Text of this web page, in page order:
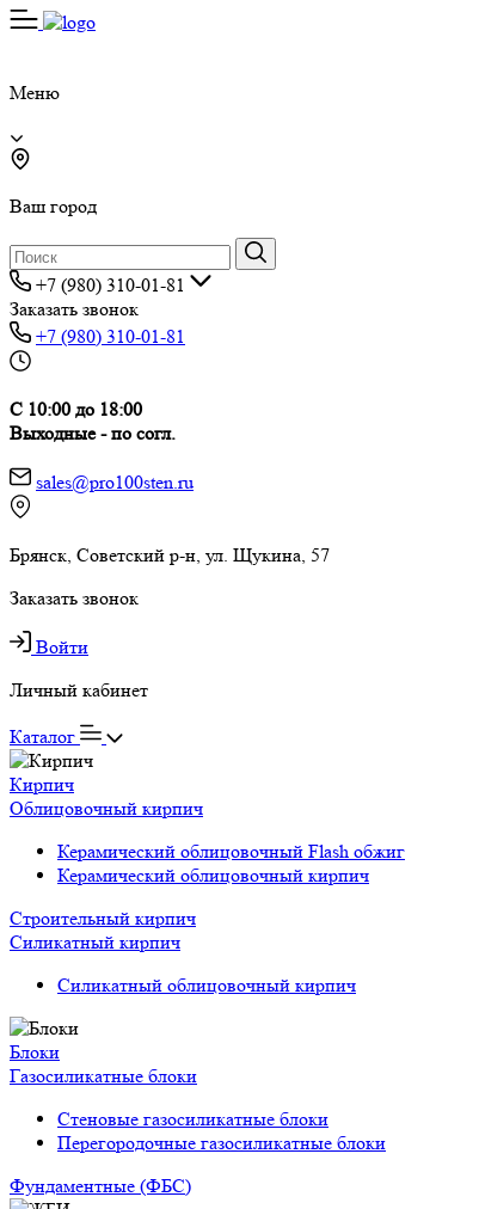
Меню
Ваш город
+7 (980) 310-01-81
Заказать звонок
+7 (980) 310-01-81
С 10:00 до 18:00
Выходные - по согл.
sales@pro100sten.ru
Брянск, Советский р-н, ул. Щукина, 57
Заказать звонок
Войти
Личный кабинет
Каталог
Кирпич
Облицовочный кирпич
Керамический облицовочный Flash обжиг
Керамический облицовочный кирпич
Строительный кирпич
Силикатный кирпич
Силикатный облицовочный кирпич
Блоки
Газосиликатные блоки
Стеновые газосиликатные блоки
Перегородочные газосиликатные блоки
Фундаментные (ФБС)